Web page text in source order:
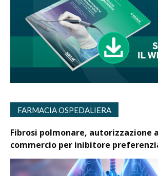
FARMACIA OSPEDALIERA
Fibrosi polmonare, autorizzazione
commercio per inibitore